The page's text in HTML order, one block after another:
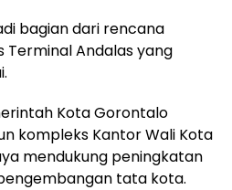
bagian dari rencana
Terminal Andalas yang
Kota Gorontalo
kompleks Kantor Wali Kota
mendukung peningkatan
tata kota.